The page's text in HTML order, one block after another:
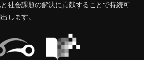
社会課題の解決に貢献することで持続可
します。